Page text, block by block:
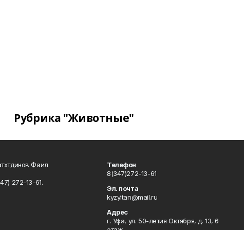
Рубрика "Животные"
Фаил
272-13-61.
Телефон
8(347)272-13-61
Эл. почта
kyzyltan@mail.ru
Адрес
г. Уфа, ул. 50-летия Октября, д. 13, 6